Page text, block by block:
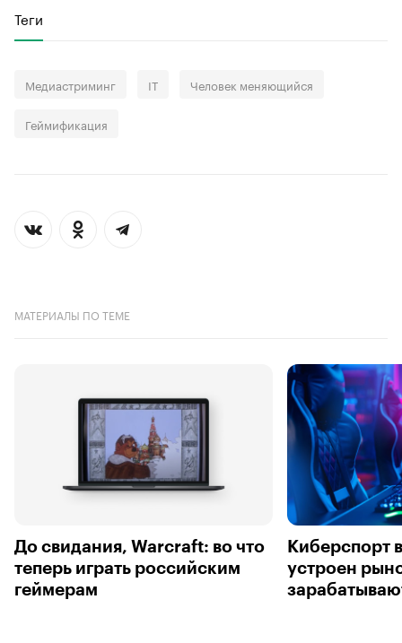
Теги
Медиастриминг IT Человек меняющийся
Геймификация
МАТЕРИАЛЫ ПО ТЕМЕ
До свидания, Warcraft: во что
теперь играть российским
геймерам
Киберспорт
устроен